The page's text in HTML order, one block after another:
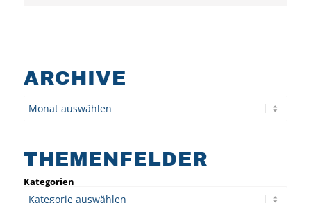
ARCHIVE
THEMENFELDER
Kategorien